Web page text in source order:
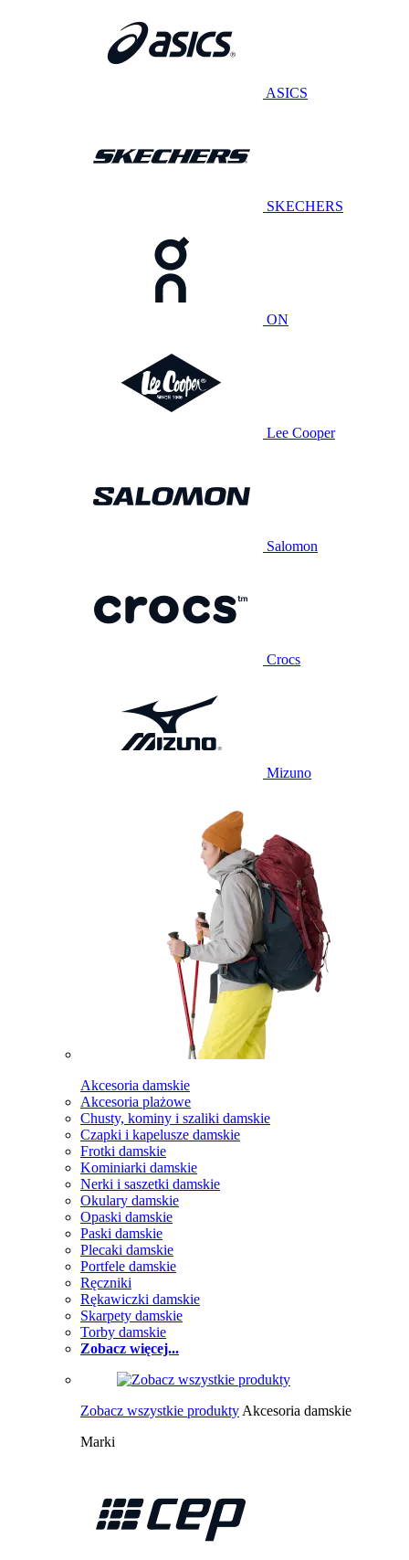
ASICS
SKECHERS
ON
Lee Cooper
Salomon
Crocs
Mizuno
Akcesoria damskie
Akcesoria plażowe
Chusty, kominy i szaliki damskie
Czapki i kapelusze damskie
Frotki damskie
Kominiarki damskie
Nerki i saszetki damskie
Okulary damskie
Opaski damskie
Paski damskie
Plecaki damskie
Portfele damskie
Ręczniki
Rękawiczki damskie
Skarpety damskie
Torby damskie
Zobacz więcej...
Zobacz wszystkie produkty Akcesoria damskie
Marki